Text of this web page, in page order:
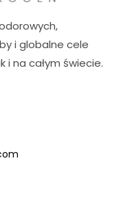
i globalne cele
i na całym świecie.